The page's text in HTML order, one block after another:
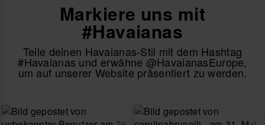
Markiere uns mit
#Havaianas
Teile deinen Havaianas-Stil mit dem Hashtag
#Havaianas und erwähne @HavaianasEurope,
um auf unserer Website präsentiert zu werden.